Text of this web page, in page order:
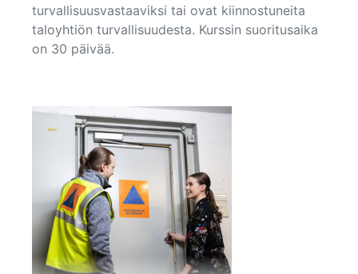
turvallisuusvastaaviksi tai ovat kiinnostuneita
taloyhtiön turvallisuudesta. Kurssin suoritusaika
on 30 päivää.